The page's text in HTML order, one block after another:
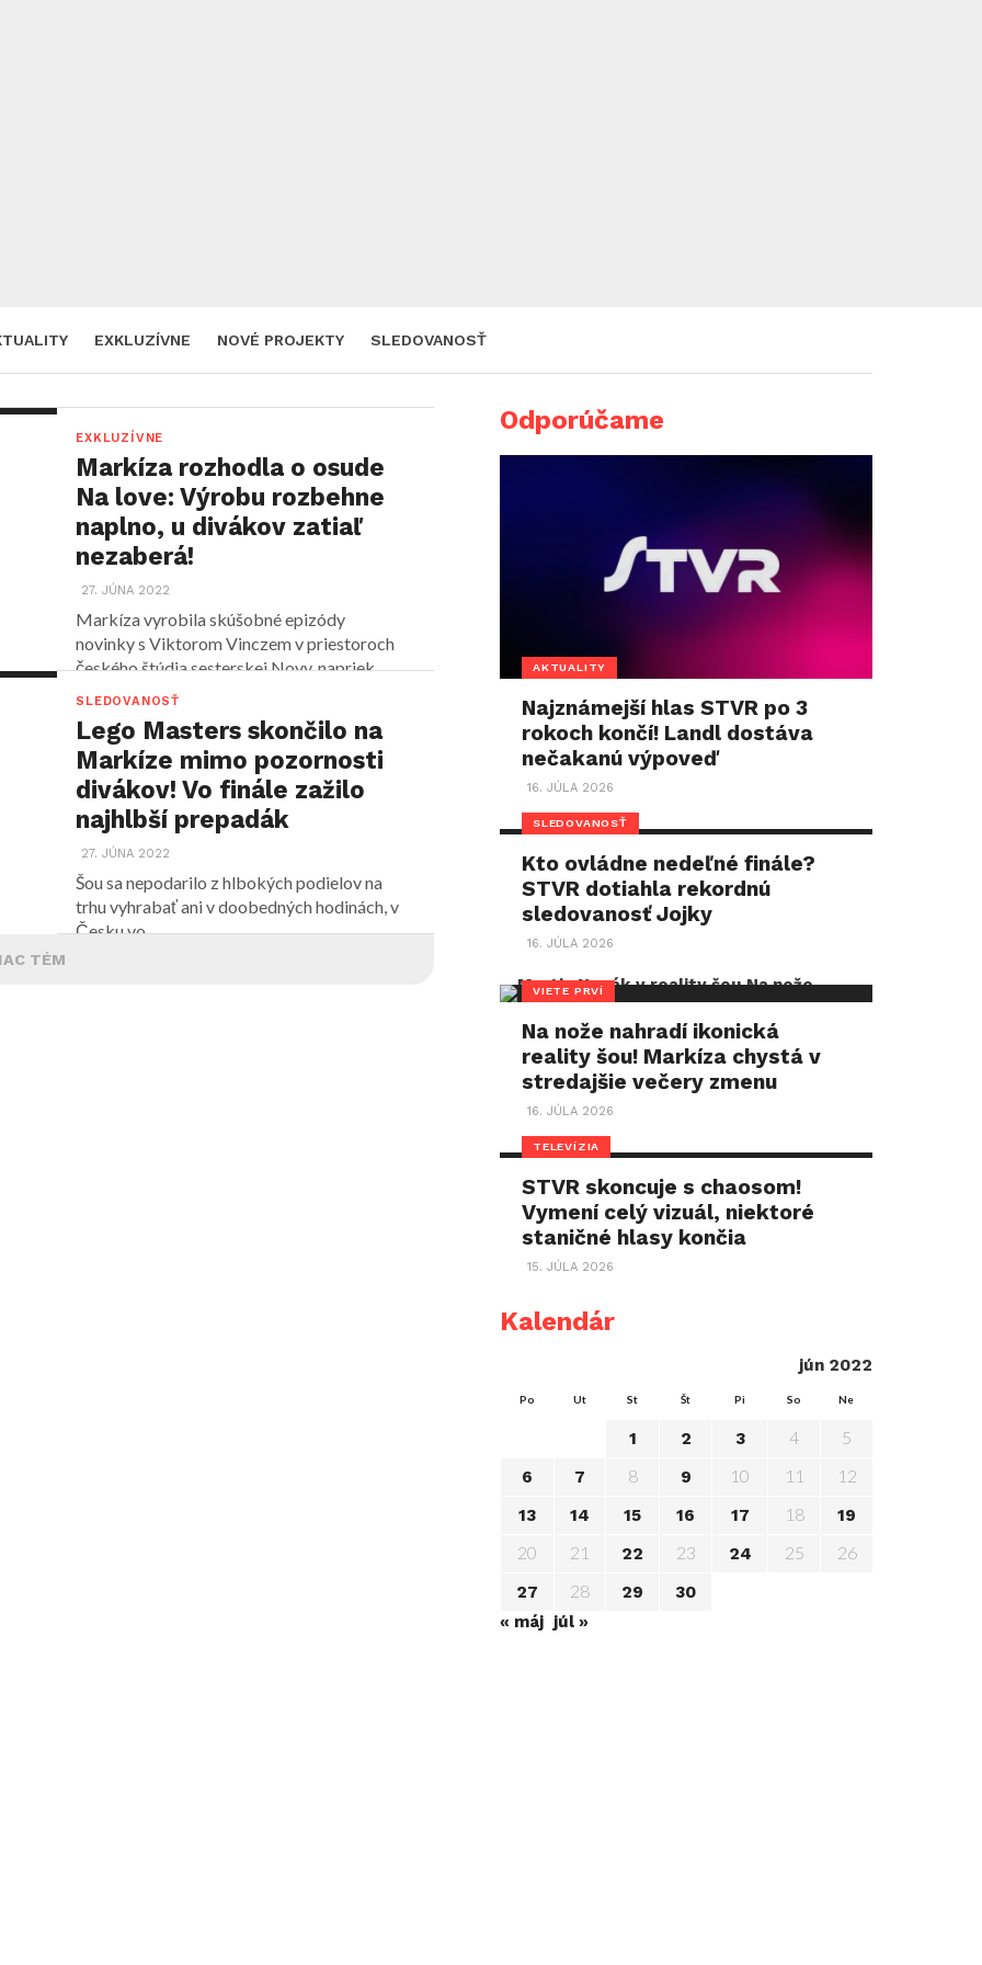
EXKLUZÍVNE NOVÉ PROJEKTY SLEDOVANOSŤ
EXKLUZÍVNE
Markíza rozhodla o osude
Na love: Výrobu rozbehne
naplno, u divákov zatiaľ
nezaberá!
27. JÚNA 2022
Markíza vyrobila skúšobné epizódy
novinky s Viktorom Vinczem v priestoroch
českého štúdia sesterskej Novy, napriek
podpriemernej...
SLEDOVANOSŤ
Lego Masters skončilo na
Markíze mimo pozornosti
divákov! Vo finále zažilo
najhlbší prepadák
27. JÚNA 2022
Šou sa nepodarilo z hlbokých podielov na
trhu vyhrabať ani v doobedných hodinách, v
Česku vo...
TÉM
Odporúčame
AKTUALITY
Najznámejší hlas STVR po 3
rokoch končí! Landl dostáva
nečakanú výpoveď
16. JÚLA 2026
SLEDOVANOSŤ
Kto ovládne nedeľné finále?
STVR dotiahla rekordnú
sledovanosť Jojky
16. JÚLA 2026
VIETE PRVÍ
Na nože nahradí ikonická
reality šou! Markíza chystá v
stredajšie večery zmenu
16. JÚLA 2026
TELEVÍZIA
STVR skoncuje s chaosom!
Vymení celý vizuál, niektoré
staničné hlasy končia
15. JÚLA 2026
Kalendár
jún 2022
Po Ut St Št Pi So Ne
1 2 3 4 5
6 7 8 9 10 11 12
13 14 15 16 17 18 19
20 21 22 23 24 25 26
27 28 29
30
« máj júl »